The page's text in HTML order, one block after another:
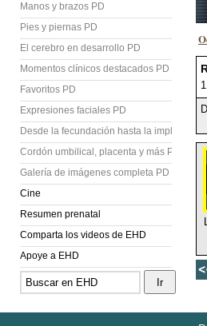
Manos y brazos PD
Pies y piernas PD
El cerebro en desarrollo PD
Momentos clínicos destacados PD
Favoritos PD
Expresiones faciales PD
Desde la fecundación hasta la
Cordón umbilical, placenta y más PD
Galería de imágenes completa PD
Cine
Resumen prenatal
Comparta los videos de EHD
Apoye a EHD